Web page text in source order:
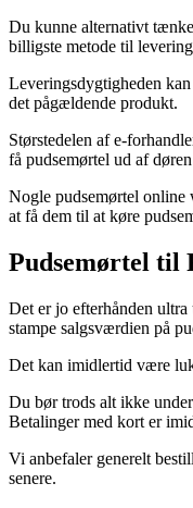
Du kunne alternativt
billigste metode til
Leveringsdygtigheden
det pågældende produkt.
Størstedelen af e-
få pudsemørtel ud af
Nogle pudsemørtel online
at få dem til at køre
Pudsemørtel til
Det er jo efterhånden
stampe salgsværdien på
Det kan imidlertid være
Du bør trods alt ikke
Betalinger med kort er
Vi anbefaler generelt
senere.